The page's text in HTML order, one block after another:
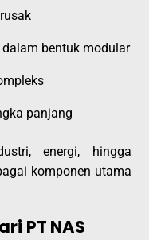
bentuk modular
panjang
energi, hingga
komponen utama
PT NAS